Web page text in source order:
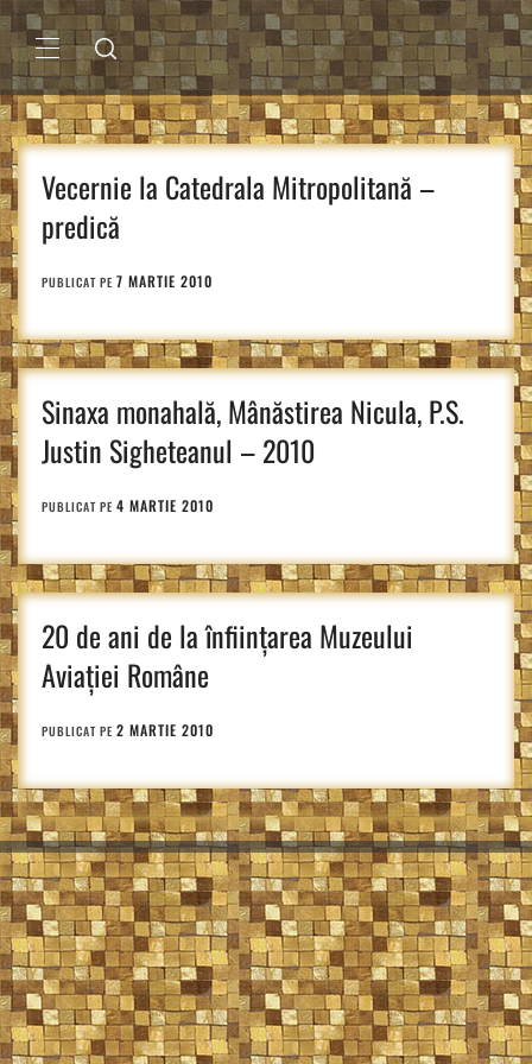
Sari
la
conținutMENIU
PRINCIPAL
Vecernie la Catedrala Mitropolitană –
predică
PUBLICAT PE 7 MARTIE 2010
Sinaxa monahală, Mânăstirea Nicula, P.S.
Justin Sigheteanul – 2010
PUBLICAT PE 4 MARTIE 2010
20 de ani de la înfiinţarea Muzeului
Aviaţiei Române
PUBLICAT PE 2 MARTIE 2010